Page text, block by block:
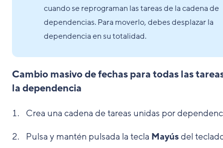
cuando se reprograman las tareas de la cadena de
dependencias. Para moverlo, debes desplazar la
dependencia en su totalidad.
Cambio masivo de fechas para todas las
la dependencia
Crea una cadena de tareas unidas por
Pulsa y mantén pulsada la tecla Mayúsdel